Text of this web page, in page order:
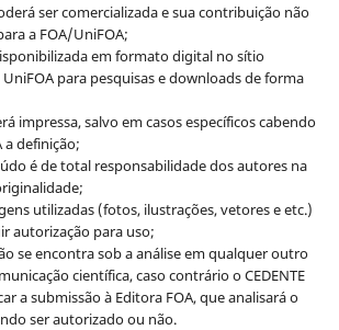
ser comercializada e sua contribuição não
a FOA/UniFOA;
em formato digital no sítio
para pesquisas e downloads de forma
impressa, salvo em casos específicos cabendo
a definição;
é de total responsabilidade dos autores na
utilizadas (fotos, ilustrações, vetores e etc.)
autorização para uso;
se encontra sob a análise em qualquer outro
científica, caso contrário o CEDENTE
a submissão à Editora FOA, que analisará o
ser autorizado ou não.